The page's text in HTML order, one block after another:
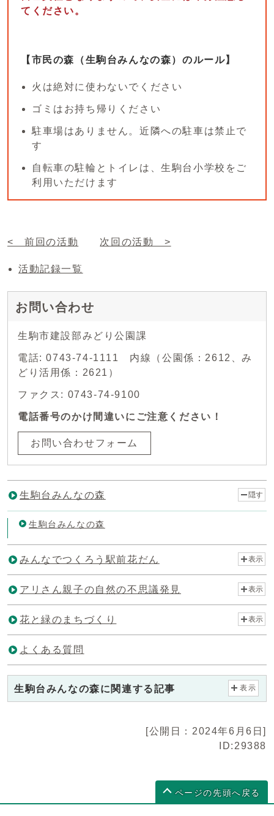
てください。
【市民の森（生駒台みんなの森）のルール】
火は絶対に使わないでください
ゴミはお持ち帰りください
駐車場はありません。近隣への駐車は禁止で
す
自転車の駐輪とトイレは、生駒台小学校をご
利用いただけます
< 前回の活動 次回の活動 >
活動記録一覧
お問い合わせ
生駒市建設部みどり公園課
電話: 0743-74-1111 内線（公園係：2612、み
どり活用係：2621）
ファクス: 0743-74-9100
電話番号のかけ間違いにご注意ください！
お問い合わせフォーム
生駒台みんなの森 隠す
生駒台みんなの森
みんなでつくろう駅前花だん 表示
アリさん親子の自然の不思議発見 表示
花と緑のまちづくり 表示
よくある質問
生駒台みんなの森に関連する記事 表示
[公開日：2024年6月6日]
ID:29388
ページの先頭へ戻る